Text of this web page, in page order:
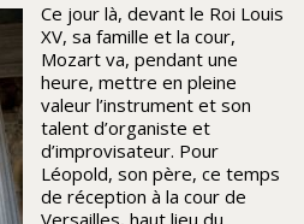
Ce jour là, devant le Roi Louis
XV, sa famille et la cour,
Mozart va, pendant une
heure, mettre en pleine
valeur l’instrument et son
talent d’organiste et
d’improvisateur. Pour
Léopold, son père, ce temps
de réception à la cour de
Versailles, haut lieu du